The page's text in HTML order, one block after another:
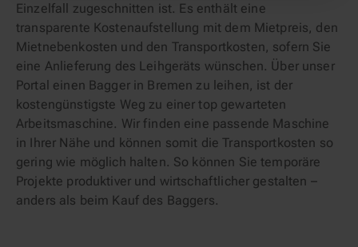
Einzelfall zugeschnitten ist. Es enthält eine
transparente Kostenaufstellung mit dem Mietpreis, den
Mietnebenkosten und den Transportkosten, sofern Sie
eine Anlieferung des Leihgeräts wünschen. Über unser
Portal einen Bagger in Bremen zu leihen, ist der
kostengünstigste Weg zu einer top gewarteten
Arbeitsmaschine. Wir finden eine passende Maschine
in Ihrer Nähe und können somit die Transportkosten so
gering wie möglich halten. So können Sie temporäre
Projekte produktiver und wirtschaftlicher gestalten –
anders als beim Kauf des Baggers.